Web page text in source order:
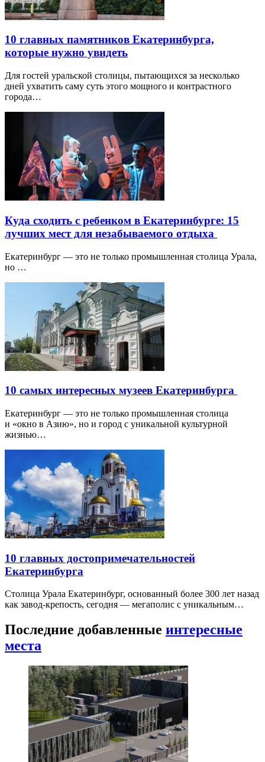
10 главных памятников Екатеринбурга,
которые нужно увидеть
Для гостей уральской столицы, пытающихся за несколько
дней ухватить саму суть этого мощного и контрастного
города…
Куда сходить с ребенком в Екатеринбурге: 15
лучших мест для незабываемого отдыха
Екатеринбург — это не только промышленная столица Урала,
но …
10 самых интересных музеев Екатеринбурга
Екатеринбург — это не только промышленная столица
и «окно в Азию», но и город с уникальной культурной
жизнью…
10 главных достопримечательностей
Екатеринбурга
Столица Урала Екатеринбург, основанный более 300 лет назад
как завод-крепость, сегодня — мегаполис с уникальным…
Последние добавленные интересные
места